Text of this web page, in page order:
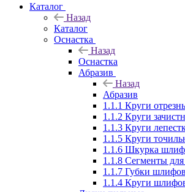
Каталог
Назад
Каталог
Оснастка
Назад
Оснастка
Абразив
Назад
Абразив
1.1.1 Круги
1.1.2 Круги
1.1.3 Круги
1.1.5 Круги
1.1.6 Шкурка
1.1.8 Сегменты
1.1.7 Губки
1.1.4 Круги